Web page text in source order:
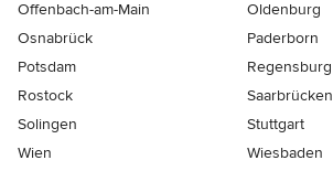
Offenbach-am-Main
Oldenburg
Osnabrück
Paderborn
Potsdam
Regensburg
Rostock
Saarbrücken
Solingen
Stuttgart
Wien
Wiesbaden